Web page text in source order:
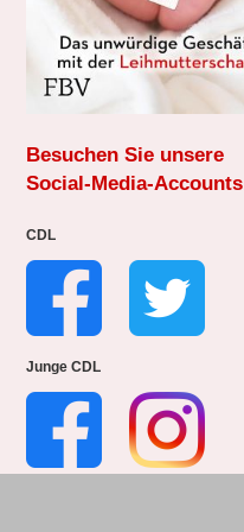
Besuchen Sie unsere
Social-Media-Accounts
CDL
Junge CDL